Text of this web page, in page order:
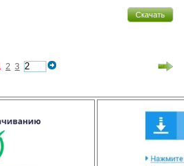
Скачать
2 3